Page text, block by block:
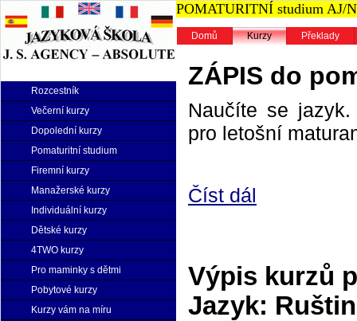
Rozcestník
Večerní kurzy
Dopolední kurzy
Pomaturitní studium
Firemní kurzy
Manažerské kurzy
Individuální kurzy
Dětské kurzy
4TWO kurzy
Pro maminky s dětmi
Pobytové kurzy
Kurzy vám na míru
POMATURITNÍ studium AJ/
Domů Kurzy Překlady
ZÁPIS do
Naučíte se
pro letošní
Číst dál
Výpis kurzů
Jazyk: